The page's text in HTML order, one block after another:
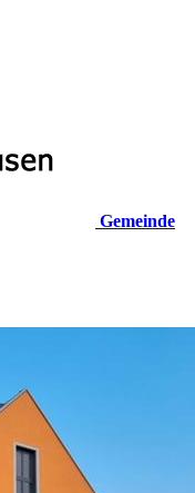
Gemeinde